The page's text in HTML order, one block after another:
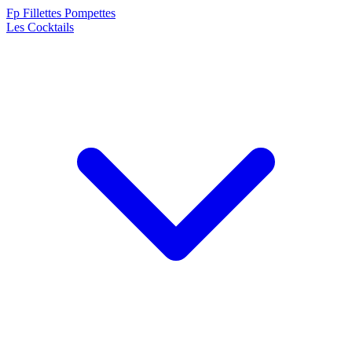
Fp Fillettes Pompettes
Les Cocktails